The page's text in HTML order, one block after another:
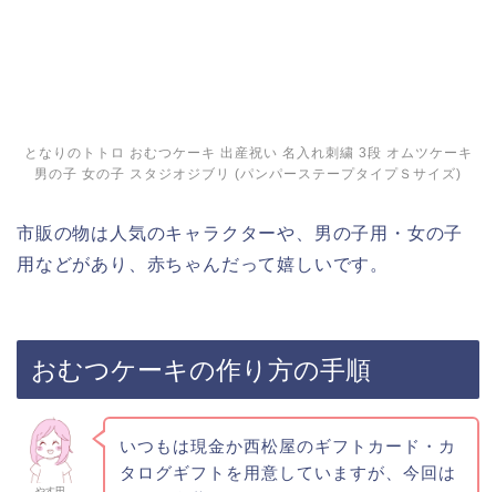
おむつ
巻く用の紙(タオルでも可)
飾り付けたいもの色々
おむつは友人がゲットしてきて来ました。